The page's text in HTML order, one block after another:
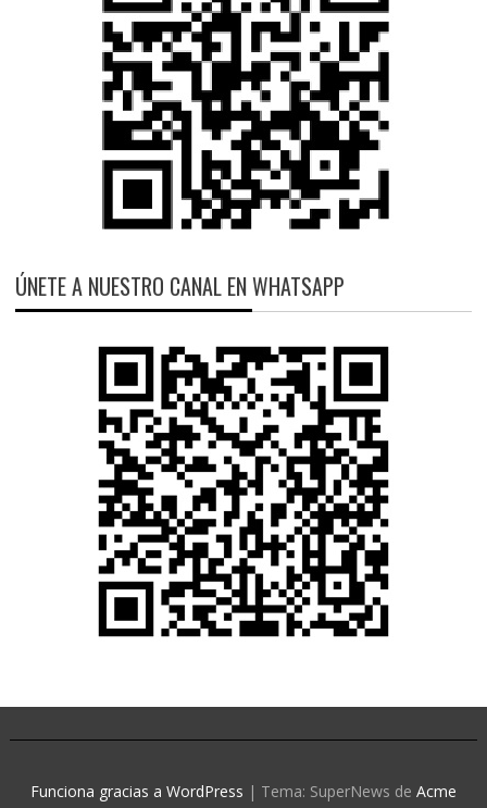
ÚNETE A NUESTRO CANAL EN WHATSAPP
Funciona gracias a WordPress | Tema: SuperNews de Acme